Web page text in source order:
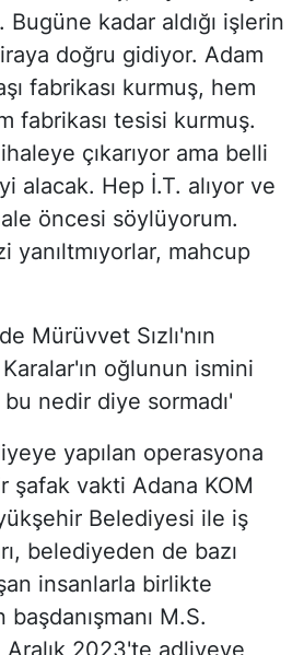
Bugüne kadar aldığı işlerin
doğru gidiyor. Adam
fabrikası kurmuş, hem
fabrikası tesisi kurmuş.
çıkarıyor ama belli
alacak. Hep İ.T. alıyor ve
öncesi söylüyorum.
yanıltmıyorlar, mahcup
Mürüvvet Sızlı'nın
Karalar'ın oğlunun ismini
nedir diye sormadı'
yapılan operasyona
şafak vakti Adana KOM
Belediyesi ile iş
belediyeden de bazı
insanlarla birlikte
başdanışmanı M.S.